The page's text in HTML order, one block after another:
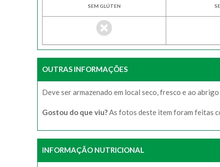
SEM GLÚTEN
OUTRAS INFORMAÇÕES
Deve ser armazenado em local seco, fresco e ao abrigo
Gostou do que viu?As fotos deste item foram feitas
INFORMAÇÃO NUTRICIONAL